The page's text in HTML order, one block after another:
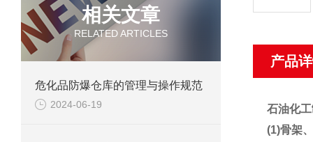
相关文章
RELATED ARTICLES
危化品防爆仓库的管理与操作规范
2024-06-19
产品
石油化
(1)骨架